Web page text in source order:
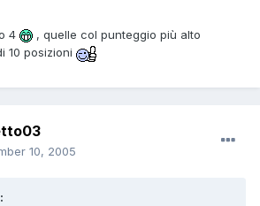
4
, quelle col punteggio più alto
10 posizioni
10, 2005